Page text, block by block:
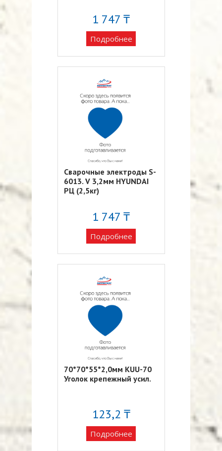
1 747 ₸
Подробнее
Сварочные электроды S-
6013. V 3,2мм HYUNDAI
РЦ (2,5кг)
1 747 ₸
Подробнее
70*70*55*2,0мм KUU-70
Уголок крепежный усил.
123,2 ₸
Подробнее